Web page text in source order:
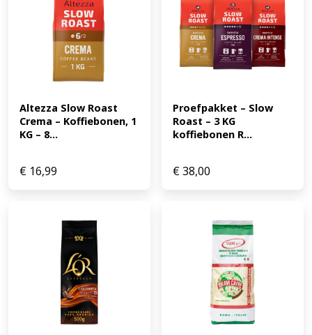
Altezza Slow Roast
Crema – Koffiebonen, 1
KG – 8...
€ 16,99
Proefpakket – Slow
Roast – 3 KG
koffiebonen R...
€38,00